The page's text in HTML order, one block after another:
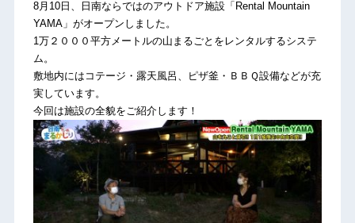
8月10日、日南ならではのアウトドア施設「Rental Mountain
YAMA」がオープンしました。
1万２０００平方メートルの山まるごとをレンタルするシステ
ム。
敷地内にはコテージ・露天風呂、ピザ釜・ＢＢＱ設備などが充
実しています。
今回は施設の全貌をご紹介します！